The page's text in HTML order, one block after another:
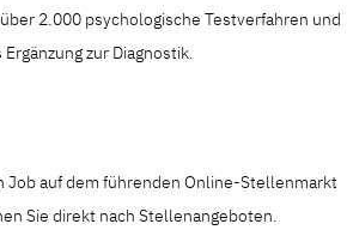
2.000 psychologische Testverfahren und
zur Diagnostik.
Job auf dem führenden Online-Stellenmarkt
Sie direkt nach Stellenangeboten.